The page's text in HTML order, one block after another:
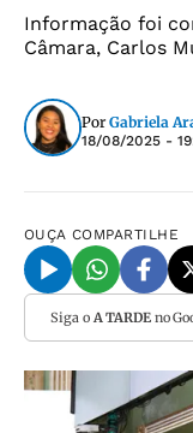
Informação foi
Câmara, Carlos
Por Gabriela
18/08/2025 -
OUÇA COMPARTILHE
Siga o A TARDEno